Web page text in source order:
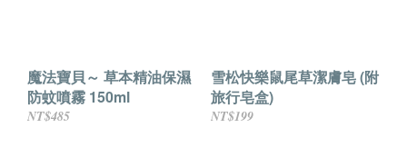
魔法寶貝～ 草本精油保濕
防蚊噴霧 150ml
NT$485
雪松快樂鼠尾草潔膚皂 (附
旅行皂盒)
NT$199